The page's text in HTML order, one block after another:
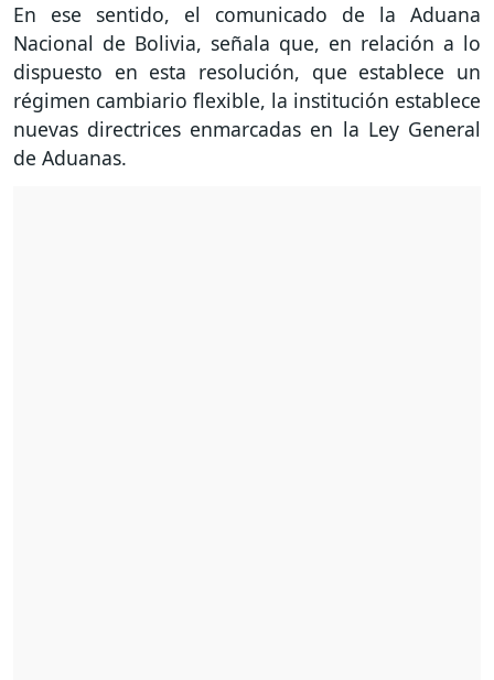
En ese sentido, el comunicado de la Aduana
Nacional de Bolivia, señala que, en relación a lo
dispuesto en esta resolución, que establece un
régimen cambiario flexible, la institución establece
nuevas directrices enmarcadas en la Ley General
de Aduanas.